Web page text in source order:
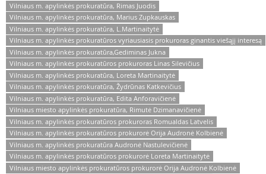
Vilniaus m. apylinkės prokuratūra, Rimas Juodis
Vilniaus m. apylinkės prokuratūra, Marius Zupkauskas
Vilniaus m. apylinkės prokuratūra, L.Martinaitytė
Vilniaus m. apylinkės prokuratūros vyriausiasis prokuroras ginantis viešąjį interesą
Vilniaus m. apylinkės prokuratūra,Gediminas Jukna
Vilniaus m. apylinkės prokuratūros prokuroras Linas Silevičius
Vilniaus m. apylinkės prokuratūra, Loreta Martinaitytė
Vilniaus m. apylinkės prokuratūra, Žydrūnas Katkevičius
Vilniaus m. apylinkės prokuratūra, Edita Anforavičienė
Vilniaus miesto apylinkės prokuratūra, Rimutė Dzimanavičienė
Vilniaus m. apylinkės prokuratūros prokuroras Romualdas Latvelis
Vilniaus m. apylinkės prokuratūros prokurorė Orija Audronė Kolbienė
Vilniaus m. apylinkės prokuratūra Audronė Nastulevičienė
Vilniaus m. apylinkės prokuratūros prokurorė Loreta Martinaitytė
Vilniaus miesto apylinkės prokuratūros prokurorė Orija Audronė Kolbienė